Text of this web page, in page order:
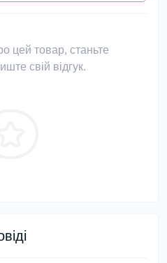
цей товар, станьте
свій відгук.